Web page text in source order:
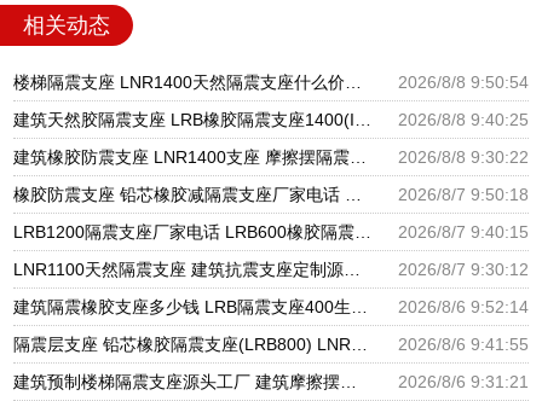
相关动态
2026/8/8 9:50:54
2026/8/8 9:40:25
2026/8/8 9:30:22
2026/8/7 9:50:18
2026/8/7 9:40:15
2026/8/7 9:30:12
2026/8/6 9:52:14
2026/8/6 9:41:55
2026/8/6 9:31:21